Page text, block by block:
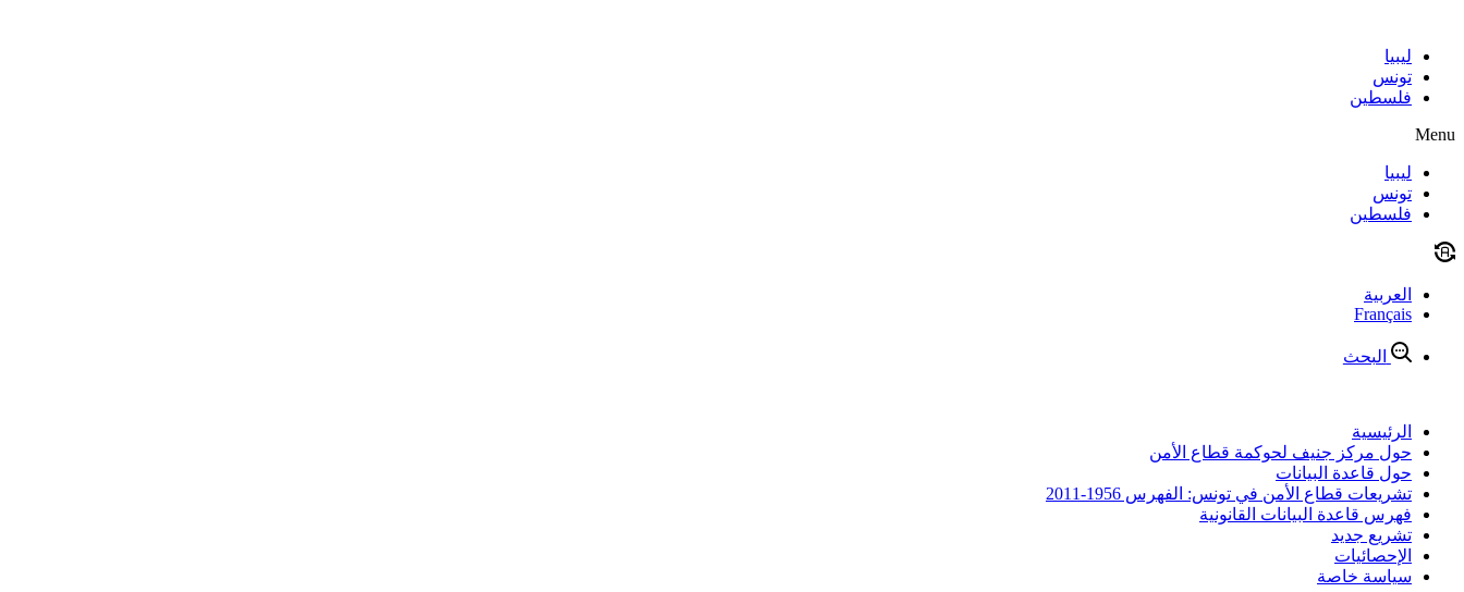
contentليبيا
تونس
فلسطين
Menu
ليبيا
تونس
فلسطين
العربية
Français
البحث
الرئيسية
حول مركز جنيف لحوكمة قطاع الأمن
حول قاعدة البيانات
تشريعات قطاع الأمن في تونس: الفهرس 1956-2011
فهرس قاعدة البيانات القانونية
تشريع جديد
الإحصائيات
سياسة خاصة